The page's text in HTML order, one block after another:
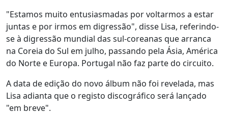
"Estamos muito entusiasmadas por voltarmos a estar
juntas e por irmos em digressão", disse Lisa, referindo-
se à digressão mundial das sul-coreanas que arranca
na Coreia do Sul em julho, passando pela Ásia, América
do Norte e Europa. Portugal não faz parte do circuito.
A data de edição do novo álbum não foi revelada, mas
Lisa adianta que o registo discográfico será lançado
"em breve".